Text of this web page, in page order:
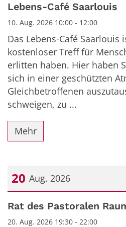
Lebens-Café Saarlouis
10. Aug. 2026 10:00 - 12:00
Das Lebens-Café
kostenloser Treff für
erlitten haben. Hier haben
sich in einer geschützten
Gleichbetroffenen
schweigen, zu ...
Mehr
20 Aug. 2026
Datum: 20. August 2026
Rat des Pastoralen
20. Aug. 2026 19:30 - 22:00